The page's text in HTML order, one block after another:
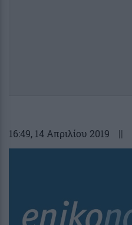
16:49, 14 Απριλίου 2019 ||